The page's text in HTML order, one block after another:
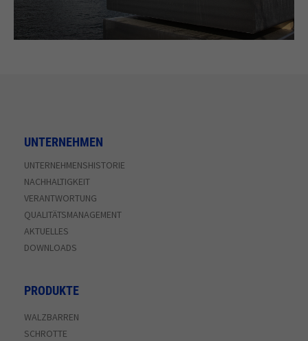
UNTERNEHMEN
UNTERNEHMENSHISTORIE
NACHHALTIGKEIT
VERANTWORTUNG
QUALITÄTSMANAGEMENT
AKTUELLES
DOWNLOADS
PRODUKTE
WALZBARREN
SCHROTTE